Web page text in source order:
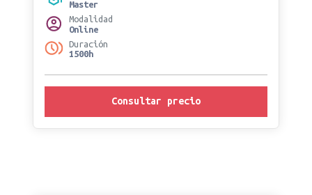
Master
Modalidad
Online
Duración
1500h
Consultar precio